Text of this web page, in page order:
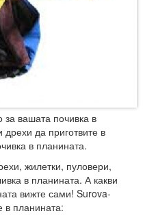
вашата почивка в
да приготвите в
в планината.
жилетки, пуловери,
в планината. А какви
вижте сами! Surova-
в планината: